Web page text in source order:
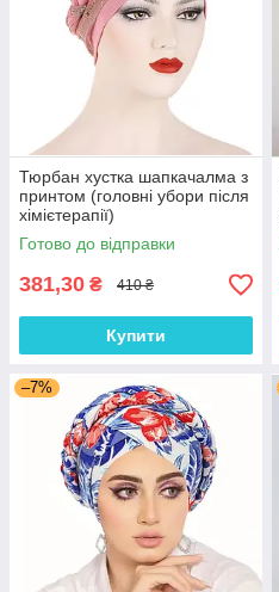
Тюрбан хустка шапкачалма з
принтом (головні убори після
хімієтерапії)
Готово до відправки
381,30 ₴ 410 ₴
Купити
–7%